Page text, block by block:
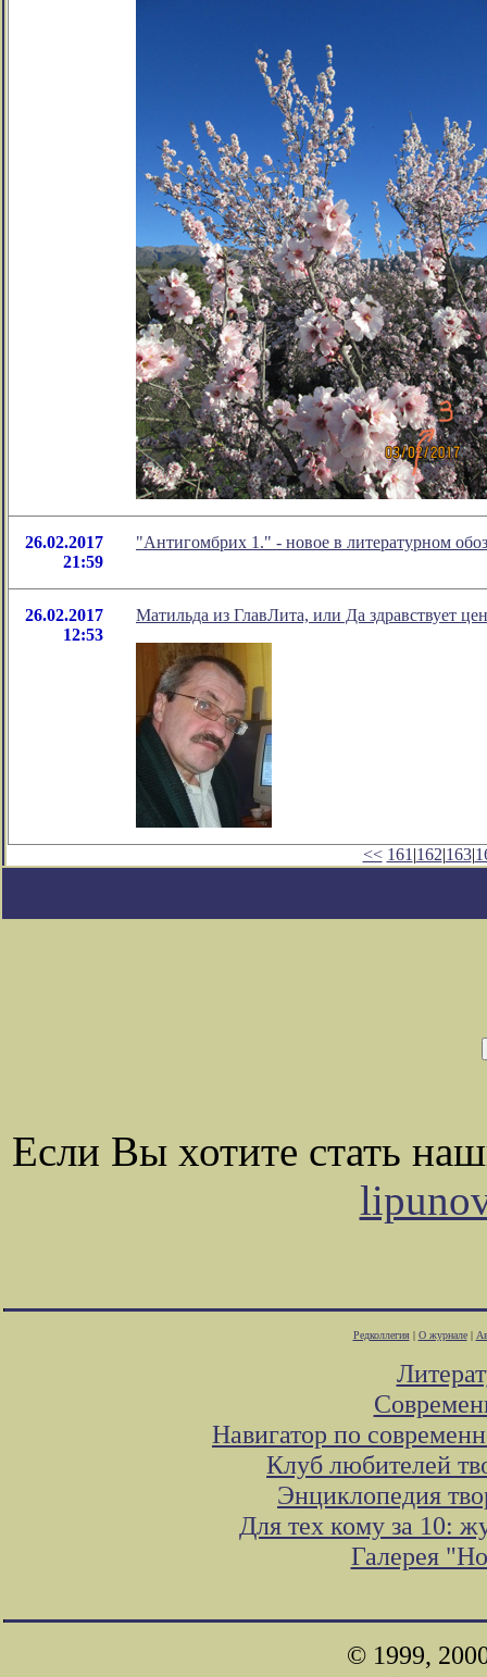
26.02.2017
21:59
"Антигомбрих 1." - новое в литературном
26.02.2017
12:53
Матильда из ГлавЛита, или Да здравствует
<< 161 |162|163|
Если Вы хотите стать
Редколлегия| О журнале|
Навигатор по
Клуб любителей
Энциклопедия
Для тех кому за 10:
Галерея
© 1999,